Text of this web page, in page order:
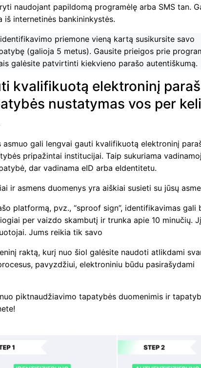
naudojant papildomą programėlę arba SMS tan.
iš internetinės bankininkystės.
priemone vieną kartą susikursite savo
(galioja 5 metus). Gausite prieigos prie
galėsite patvirtinti kiekvieno parašo autentiškumą.
kvalifikuotą elektroninį
nustatymas vos per
asmuo gali lengvai gauti kvalifikuotą elektroninį
pripažintai institucijai. Taip sukuriama
dar vadinama eID arba eIdentitetu.
ir asmens duomenys yra aiškiai susieti su jūsų
platformą, pvz., “sproof sign”, identifikavimas gali
per vaizdo skambutį ir trunka apie 10 minučių.
Jums reikia tik savo
raktą, kurį nuo šiol galėsite naudoti atlikdami
pavyzdžiui, elektroniniu būdu pasirašydami
piktnaudžiavimo tapatybės duomenimis ir